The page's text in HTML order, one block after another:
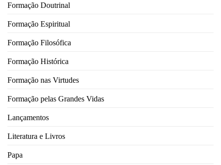
Formação Doutrinal
Formação Espiritual
Formação Filosófica
Formação Histórica
Formação nas Virtudes
Formação pelas Grandes Vidas
Lançamentos
Literatura e Livros
Papa